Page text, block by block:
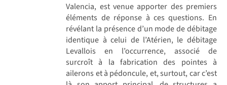
Valencia, est venue apporter des premiers
éléments de réponse à ces questions. En
révélant la présence d’un mode de débitage
identique à celui de l’Atérien, le débitage
Levallois en l’occurrence, associé de
surcroît à la fabrication des pointes à
ailerons et à pédoncule, et, surtout, car c’est